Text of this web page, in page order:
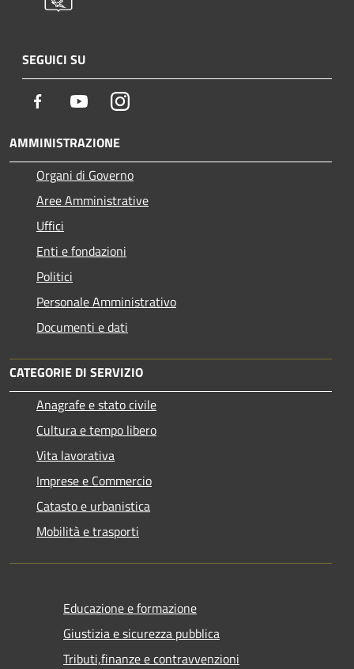
SEGUICI SU
Facebook YoutubeInstagram
AMMINISTRAZIONE
Organi di Governo
Aree Amministrative
Uffici
Enti e fondazioni
Politici
Personale Amministrativo
Documenti e dati
CATEGORIE DI SERVIZIO
Anagrafe e stato civile
Cultura e tempo libero
Vita lavorativa
Imprese e Commercio
Catasto e urbanistica
Mobilità e trasporti
Educazione e formazione
Giustizia e sicurezza pubblica
Tributi,finanze e contravvenzioni